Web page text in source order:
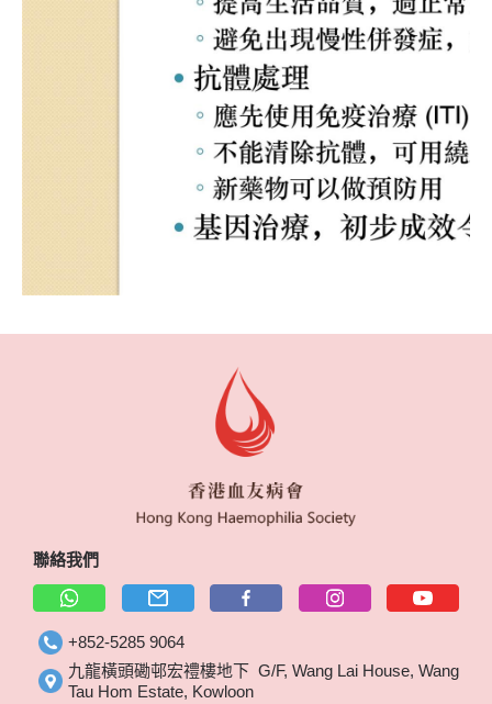
聯絡我們
+852-5285 9064
九龍橫頭磡邨宏禮樓地下 G/F, Wang Lai House, Wang
Tau Hom Estate, Kowloon